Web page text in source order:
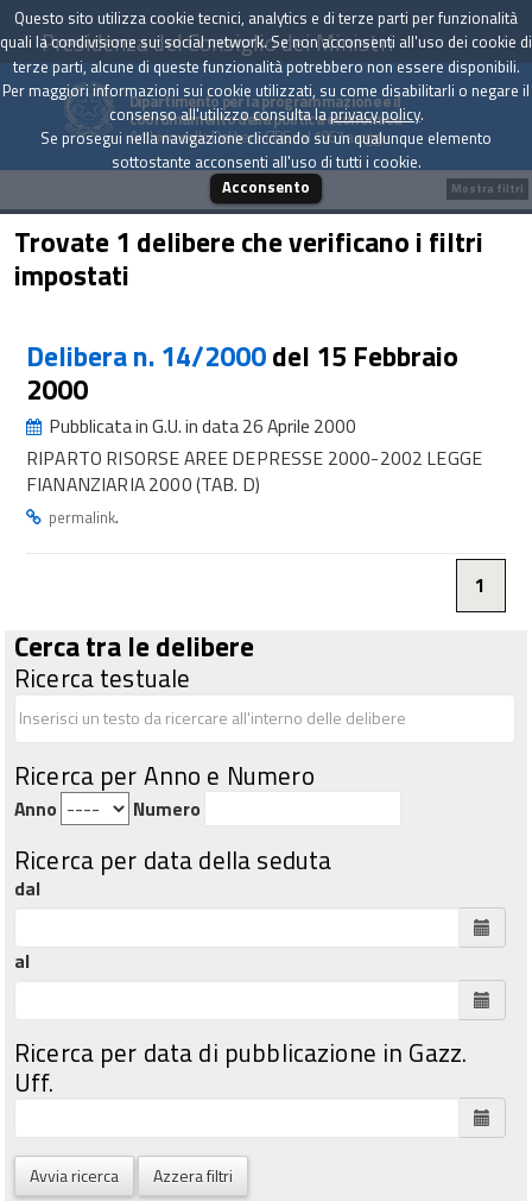
Presidenza del Consiglio dei Ministri
Dipartimento per la programmazione e il
coordinamento della politica economica
Archivio delle Delibere CIPE dal 1967 a oggi
Trovate 1 delibere che verificano i filtri
impostati
Delibera n. 14/2000del 15 Febbraio
2000
Pubblicata in G.U. in data 26 Aprile 2000
RIPARTO RISORSE AREE DEPRESSE 2000-2002 LEGGE
FIANANZIARIA 2000 (TAB. D)
permalink.
1
Cerca tra le delibere
Ricerca testuale
Ricerca per Anno e Numero
Anno Numero
Ricerca per data della seduta
dal
al
Ricerca per data di pubblicazione in Gazz.
Uff.
Avvia ricerca Azzera filtri
Mostra filtri
Questo sito utilizza cookie tecnici, analytics e di terze parti per funzionalità
quali la condivisione sui social network. Se non acconsenti all'uso dei cookie di
terze parti, alcune di queste funzionalità potrebbero non essere disponibili.
Per maggiori informazioni sui cookie utilizzati, su come disabilitarli o negare il
consenso all'utilizzo consulta laprivacy policy.
Se prosegui nella navigazione cliccando su un qualunque elemento
sottostante acconsenti all'uso di tutti i cookie.
Acconsento